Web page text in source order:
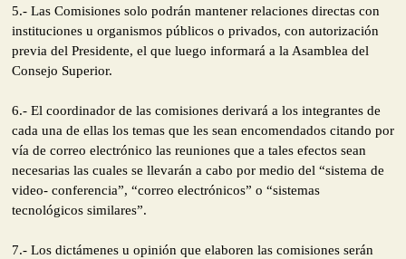
5.- Las Comisiones solo podrán mantener relaciones directas con
instituciones u organismos públicos o privados, con autorización
previa del Presidente, el que luego informará a la Asamblea del
Consejo Superior.
6.- El coordinador de las comisiones derivará a los integrantes de
cada una de ellas los temas que les sean encomendados citando por
vía de correo electrónico las reuniones que a tales efectos sean
necesarias las cuales se llevarán a cabo por medio del “sistema de
video- conferencia”, “correo electrónicos” o “sistemas
tecnológicos similares”.
7.- Los dictámenes u opinión que elaboren las comisiones serán